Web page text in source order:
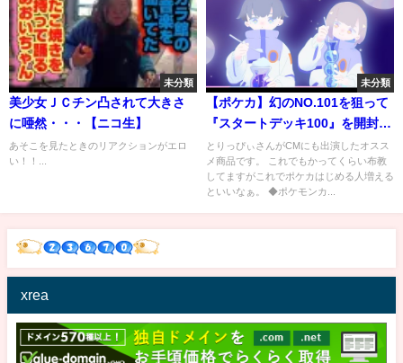
未分類
美少女ＪＣチン凸されて大きさ
に唖然・・・【ニコ生】
あそこを見たときのリアクションがエロ
い！！...
未分類
【ポケカ】幻のNO.101を狙って
『スタートデッキ100』を開封し
ていくぞおおおおぉおおおおお
【開封動画】
とりっぴぃさんがCMにも出演したオスス
メ商品です。 これでもかってくらい布教
してますがこれでポケカはじめる人増える
といいなぁ。 ◆ポケモンカ...
xrea